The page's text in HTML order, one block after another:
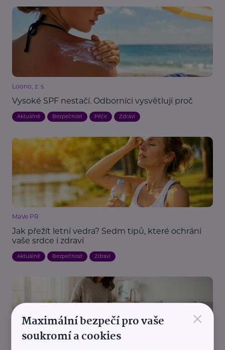
Loono, z. s.
Vysoké SPF nestačí. Odborníci vysvětlují proč
Aktuálně Bezpečnost Péče Zdraví
MaVe PR
Jak přežít letní vedra? Sedm tipů, které ochrání
vaše srdce i zdraví
Aktuálně Bezpečnost Zdraví
×
Maximální bezpečí pro vaše
soukromí a cookies